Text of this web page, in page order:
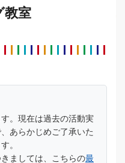
教室
。現在は過去の活動実
あらかじめご了承いた
。
ましては、こちらの最